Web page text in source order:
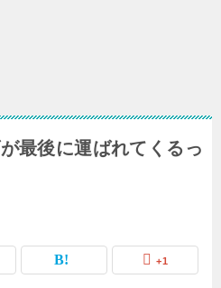
最後に運ばれてくるっ
+1